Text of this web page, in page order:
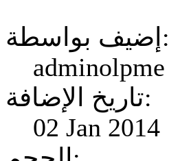
إضيف بواسطة:
adminolpme
تاريخ الإضافة:
02 Jan 2014